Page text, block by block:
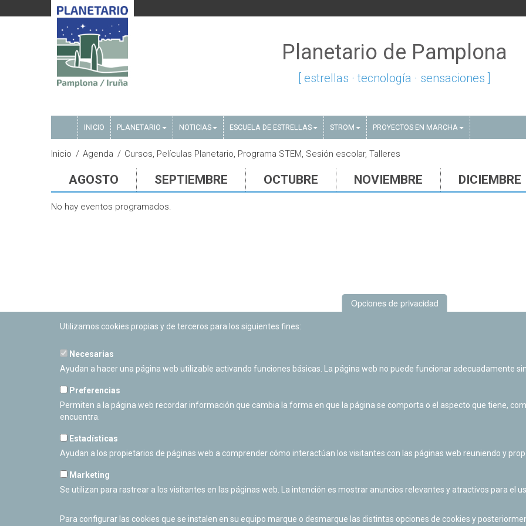
Planetario de Pamplona
[ estrellas · tecnología · sensaciones ]
INICIO PLANETARIO NOTICIAS ESCUELA DE ESTRELLAS STROM PROYECTOS EN MARCHA
Inicio Agenda Cursos, Películas Planetario, Programa STEM, Sesión escolar, Talleres
AGOSTO SEPTIEMBRE OCTUBRE NOVIEMBRE DICIEMBRE
No hay eventos programados.
PLANETARIO DE PAMPLONA
Calle Sancho RamÃ­rez, s/n
Cerrado Temporalmente
Opciones de privacidad
Utilizamos cookies propias y de terceros para los siguientes fines:
Necesarias
Ayudan a hacer una página web utilizable activando funciones básicas. La página web no puede funcionar adecuadamente
Preferencias
Permiten a la página web recordar información que cambia la forma en que la página se comporta o el aspecto que tiene,
encuentra.
Estadísticas
Ayudan a los propietarios de páginas web a comprender cómo interactúan los visitantes con las páginas web reuniendo y
Marketing
Se utilizan para rastrear a los visitantes en las páginas web. La intención es mostrar anuncios relevantes y atractivos para el
Para configurar las cookies que se instalen en su equipo marque o desmarque las distintas opciones de cookies y